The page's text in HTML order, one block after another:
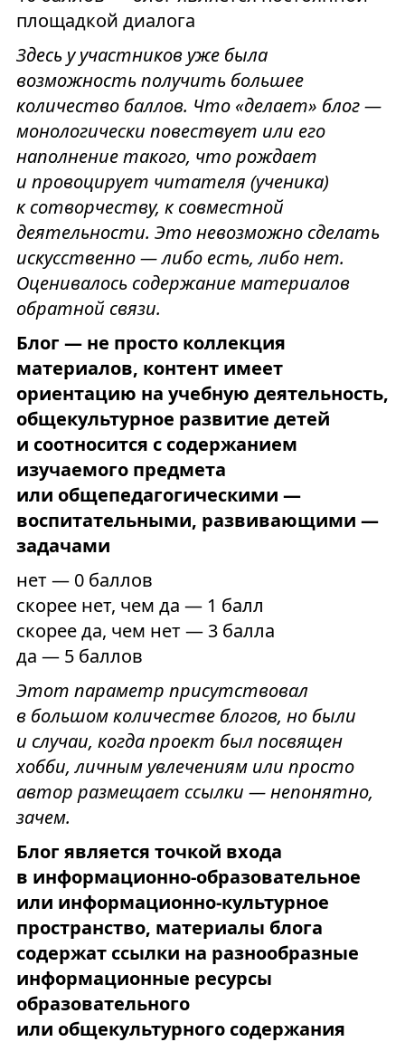
площадкой диалога
Здесь у участников уже была
возможность получить большее
количество баллов. Что «делает» блог —
монологически повествует или его
наполнение такого, что рождает
и провоцирует читателя (ученика)
к сотворчеству, к совместной
деятельности. Это невозможно сделать
искусственно — либо есть, либо нет.
Оценивалось содержание материалов
обратной связи.
Блог — не просто коллекция
материалов, контент имеет
ориентацию на учебную деятельность,
общекультурное развитие детей
и соотносится с содержанием
изучаемого предмета
или общепедагогическими —
воспитательными, развивающими —
задачами
нет — 0 баллов
скорее нет, чем да — 1 балл
скорее да, чем нет — 3 балла
да — 5 баллов
Этот параметр присутствовал
в большом количестве блогов, но были
и случаи, когда проект был посвящен
хобби, личным увлечениям или просто
автор размещает ссылки — непонятно,
зачем.
Блог является точкой входа
в информационно-образовательное
или информационно-культурное
пространство, материалы блога
содержат ссылки на разнообразные
информационные ресурсы
образовательного
или общекультурного содержания